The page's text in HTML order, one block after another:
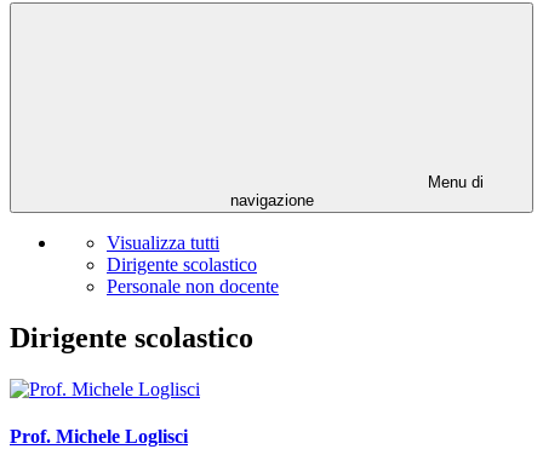
Menu di
navigazione
Visualizza tutti
Dirigente scolastico
Personale non docente
Dirigente scolastico
Prof. Michele Loglisci